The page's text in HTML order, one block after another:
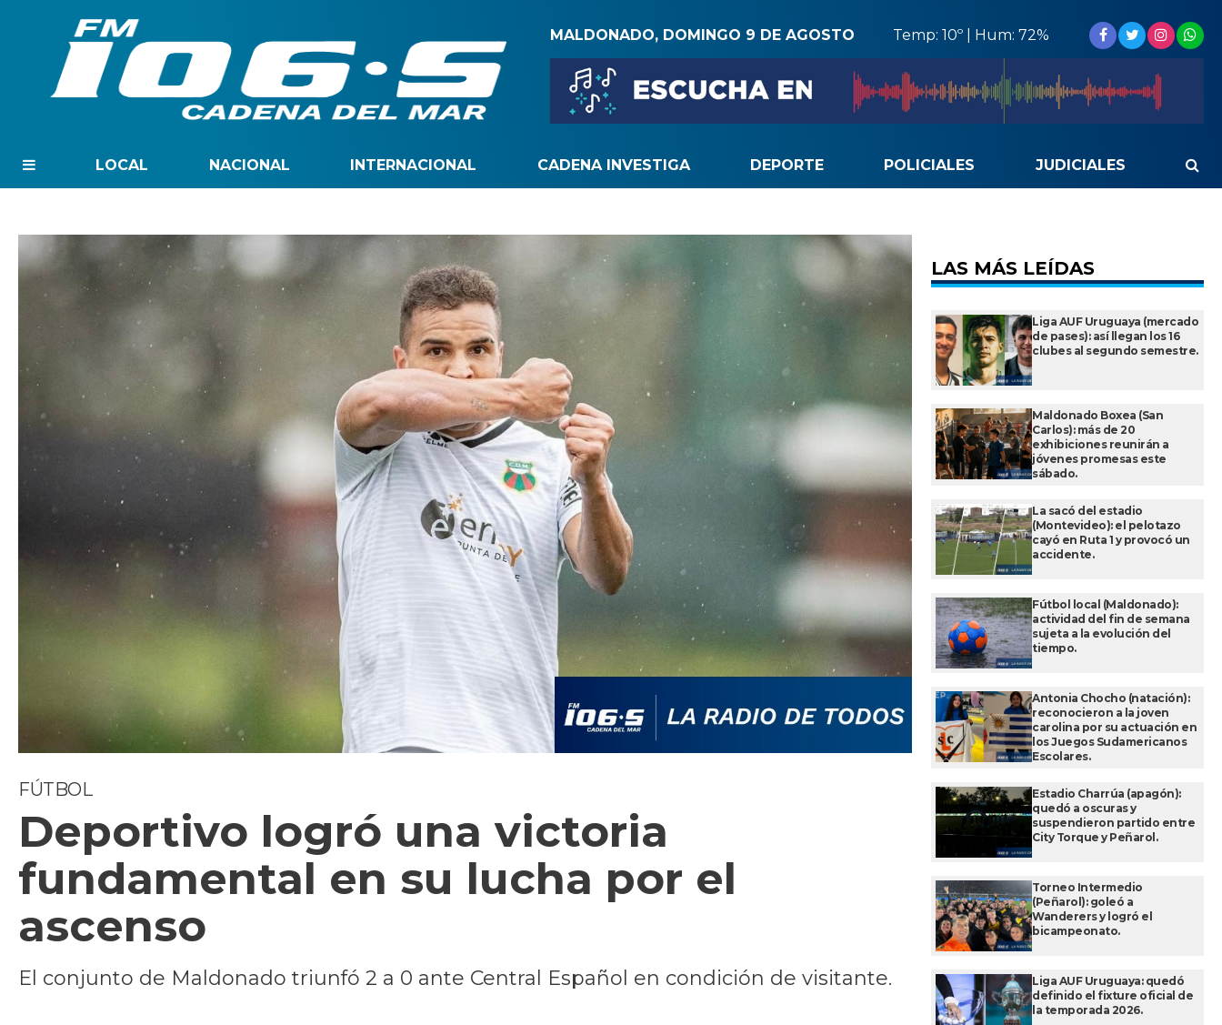
MALDONADO, DOMINGO 9 DE AGOSTO Temp: 10º | Hum: 72%
LOCAL NACIONAL INTERNACIONAL CADENA INVESTIGA DEPORTE POLICIALES JUDICIALES
FÚTBOL
Deportivo logró una victoria
fundamental en su lucha por el
ascenso
El conjunto de Maldonado triunfó 2 a 0 ante Central Español en condición de visitante.
LAS MÁS LEÍDAS
Liga AUF Uruguaya (mercado
de pases): así llegan los 16
clubes al segundo semestre.
Maldonado Boxea (San
Carlos): más de 20
exhibiciones reunirán a
jóvenes promesas este
sábado.
La sacó del estadio
(Montevideo): el pelotazo
cayó en Ruta 1 y provocó un
accidente.
Fútbol local (Maldonado):
actividad del fin de semana
sujeta a la evolución del
tiempo.
Antonia Chocho (natación):
reconocieron a la joven
carolina por su actuación en
los Juegos Sudamericanos
Escolares.
Estadio Charrúa (apagón):
quedó a oscuras y
suspendieron partido entre
City Torque y Peñarol.
Torneo Intermedio
(Peñarol): goleó a
Wanderers y logró el
bicampeonato.
Liga AUF Uruguaya: quedó
definido el fixture oficial de
la temporada 2026.